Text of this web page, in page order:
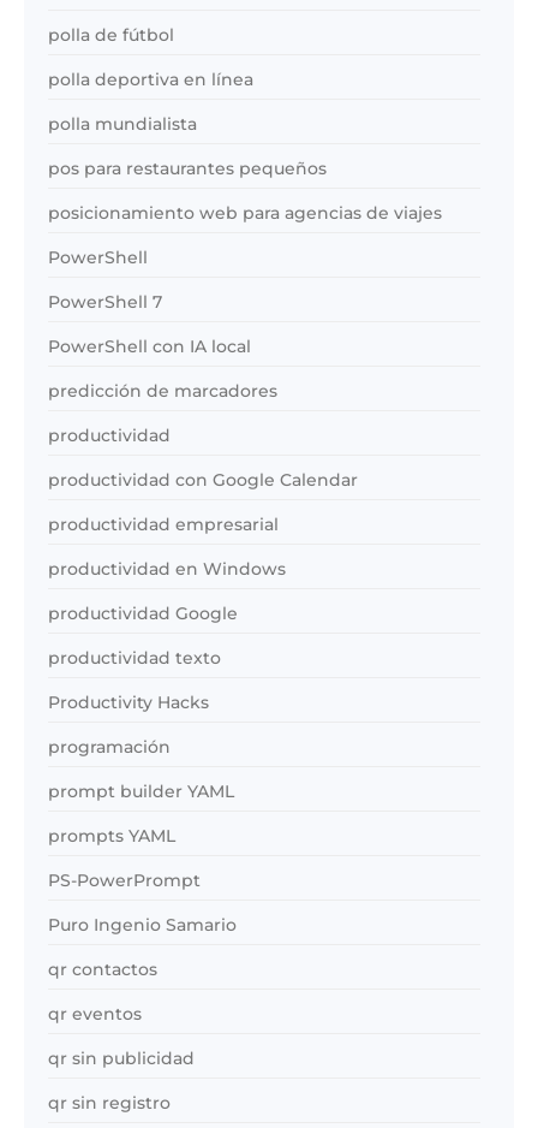
polla de fútbol
polla deportiva en línea
polla mundialista
pos para restaurantes pequeños
posicionamiento web para agencias de viajes
PowerShell
PowerShell 7
PowerShell con IA local
predicción de marcadores
productividad
productividad con Google Calendar
productividad empresarial
productividad en Windows
productividad Google
productividad texto
Productivity Hacks
programación
prompt builder YAML
prompts YAML
PS-PowerPrompt
Puro Ingenio Samario
qr contactos
qr eventos
qr sin publicidad
qr sin registro